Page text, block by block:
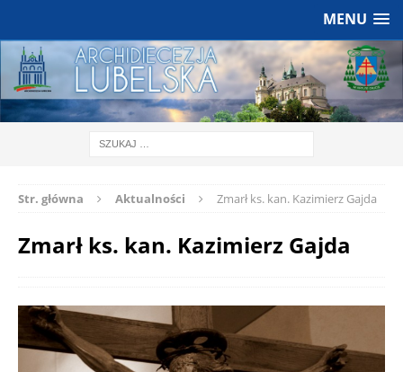
MENU
Str. główna Aktualności Zmarł ks. kan. Kazimierz Gajda
Zmarł ks. kan. Kazimierz Gajda